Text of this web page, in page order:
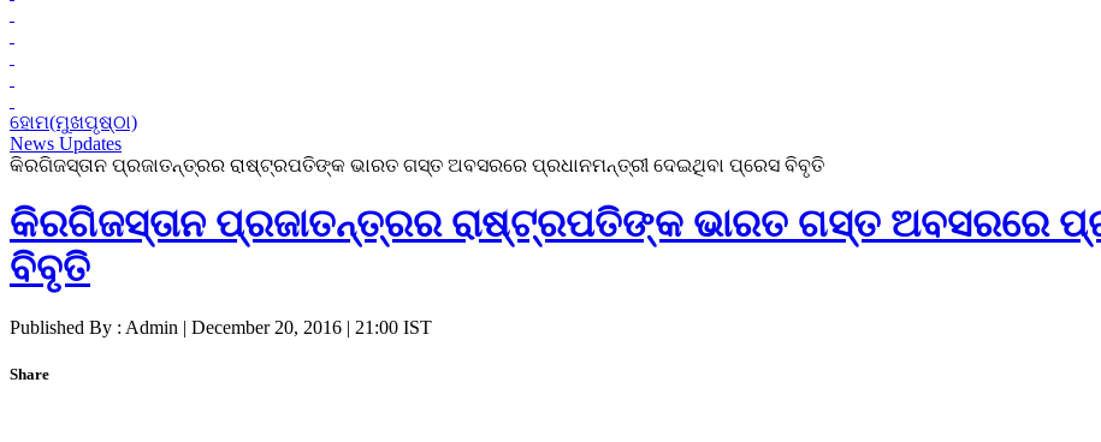
ହୋମ(ମୁଖପୃଷ୍ଠା)
News Updates
କିରଗିଜସ୍ତାନ ପ୍ରଜାତନ୍ତ୍ରର ରାଷ୍ଟ୍ରପତିଙ୍କ ଭାରତ ଗସ୍ତ ଅବସରରେ ପ୍ରଧାନମନ୍ତ୍ରୀ ଦେଇଥିବା ପ୍ରେସ ବିବୃତି
କିରଗିଜସ୍ତାନ ପ୍ରଜାତନ୍ତ୍ରର ରାଷ୍ଟ୍ରପତିଙ୍କ ଭାରତ ଗସ୍ତ ଅବସରରେ
ବିବୃତି
Published By : Admin | December 20, 2016 | 21:00 IST
Share